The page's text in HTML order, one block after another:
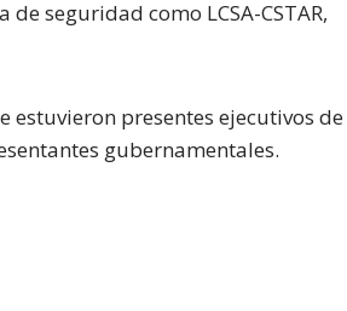
seguridad como LCSA-CSTAR,
estuvieron presentes ejecutivos de
gubernamentales.